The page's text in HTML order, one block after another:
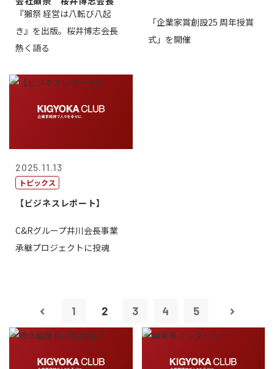
『獺祭 経営は八転び八起
き』を出版。桜井博志会長
熱く語る
「企業家賞創設25 周年授賞
式」を開催
2025.11.13
トピックス
【ビジネスレポート】
C&Rグループ井川会長事業
承継プロジェクトに投魂
1 2 3 4 5